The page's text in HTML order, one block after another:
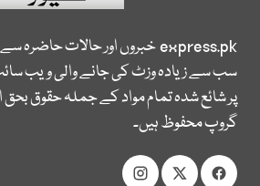
express.pkخبروں اور حالات حاضرہ
سب سے زیادہ وزٹ کی جانے والی ویب
پر شائع شدہ تمام مواد کے جملہ حقوق
گروپ محفوظ ہیں۔